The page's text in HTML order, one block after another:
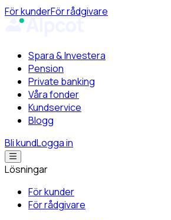
För kunderFör rådgivare
Spara & Investera
Pension
Private banking
Våra fonder
Kundservice
Blogg
Bli kundLogga in
Lösningar
För kunder
För rådgivare